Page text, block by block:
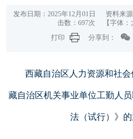
发布日期：2025年12月01日 资料来
击数：697次 【字体：
打印
分享到：
西藏自治区人力资源和社
藏自治区机关事业单位工勤人
法（试行）》